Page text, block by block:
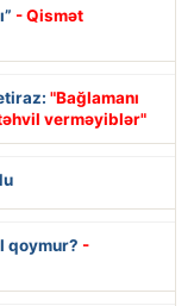
- Qismət
"Bağlamanı
verməyiblər"
qoymur? -